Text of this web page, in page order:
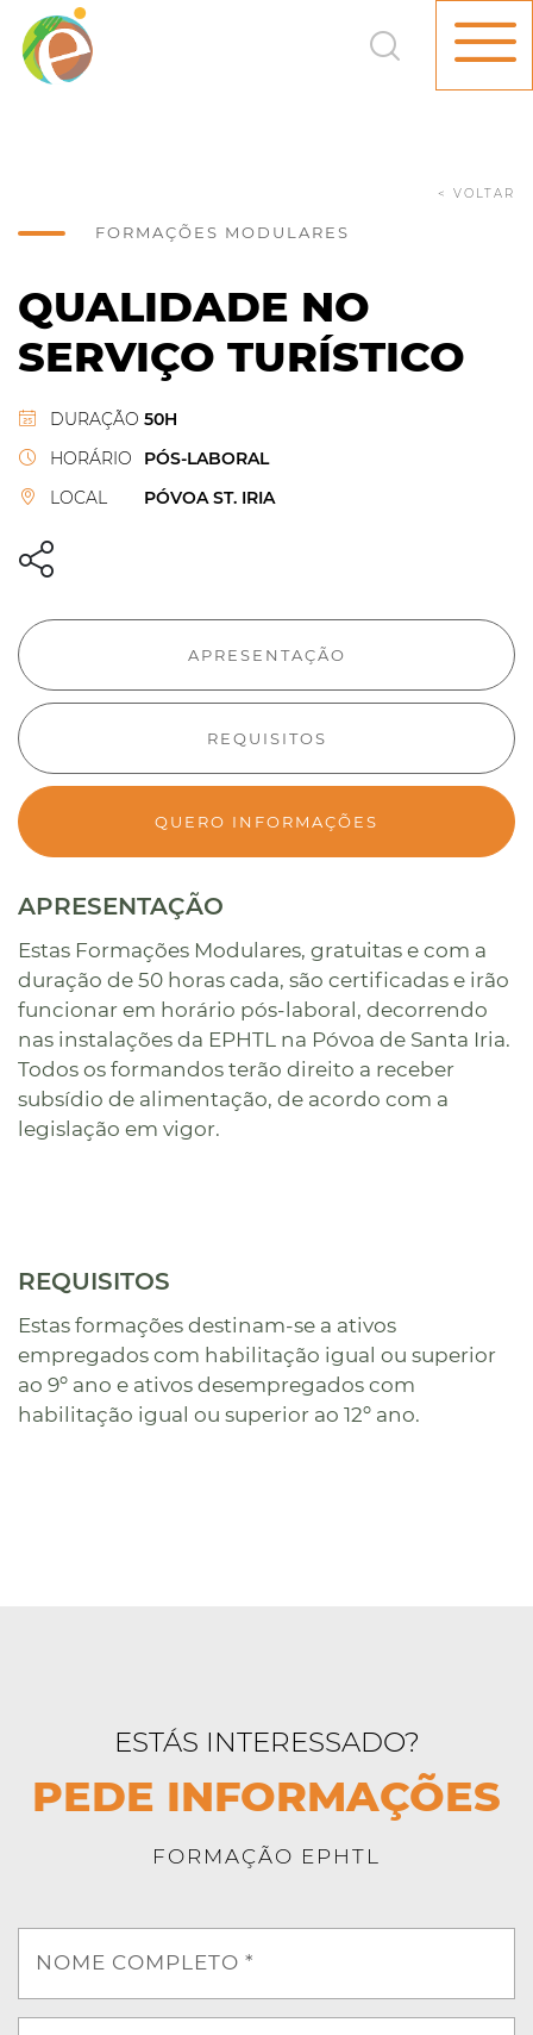
FORMAÇÕES MODULARES
< VOLTAR
QUALIDADE NO
SERVIÇO TURÍSTICO
DURAÇÃO 50H
HORÁRIO
PÓS-LABORAL
LOCAL
PÓVOA ST. IRIA
APRESENTAÇÃO
Estas Formações Modulares, gratuitas e com a
duração de 50 horas cada, são certificadas e irão
funcionar em horário pós-laboral, decorrendo
nas instalações da EPHTL na Póvoa de Santa Iria.
Todos os formandos terão direito a receber
subsídio de alimentação, de acordo com a
legislação em vigor.
REQUISITOS
Estas formações destinam-se a ativos
empregados com habilitação igual ou superior
ao 9º ano e ativos desempregados com
habilitação igual ou superior ao 12º ano.
APRESENTAÇÃO
REQUISITOS
QUERO INFORMAÇÕES
ESTÁS INTERESSADO?
PEDE INFORMAÇÕES
FORMAÇÃO EPHTL
NOME COMPLETO *